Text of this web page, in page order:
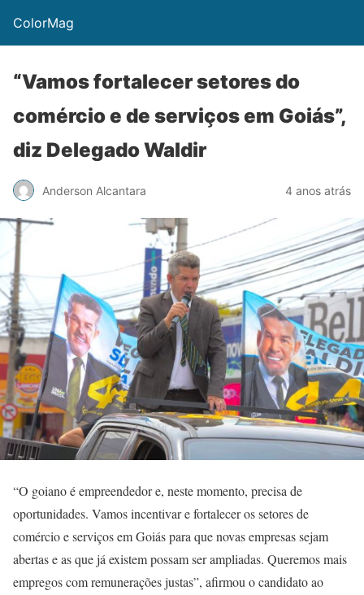
ColorMag
“Vamos fortalecer setores do
comércio e de serviços em Goiás”,
diz Delegado Waldir
Anderson Alcantara 4 anos atrás
“O goiano é empreendedor e, neste momento, precisa de
oportunidades. Vamos incentivar e fortalecer os setores de
comércio e serviços em Goiás para que novas empresas sejam
abertas e as que já existem possam ser ampliadas. Queremos mais
empregos com remunerações justas”, afirmou o candidato ao